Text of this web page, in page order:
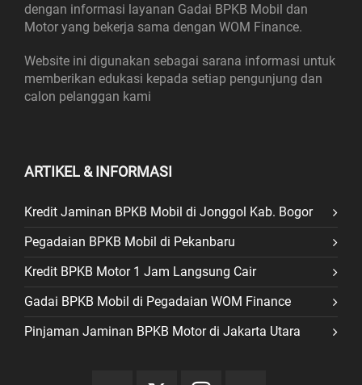
dengan informasi layanan Gadai BPKB Mobil dan
Motor yang bekerja sama dengan WOM Finance.
Website ini digunakan sebagai sarana informasi untuk
memberikan edukasi kepada setiap pengunjung dan
calon pelanggan kami
ARTIKEL & INFORMASI
Kredit Jaminan BPKB Mobil di Jonggol Kab. Bogor
Pegadaian BPKB Mobil di Pekanbaru
Kredit BPKB Motor 1 Jam Langsung Cair
Gadai BPKB Mobil di Pegadaian WOM Finance
Pinjaman Jaminan BPKB Motor di Jakarta Utara